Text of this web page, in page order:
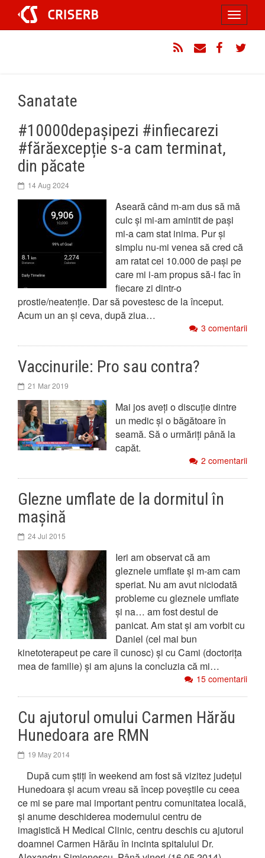
conținut
Toggle
Sanatate
#10000depașipezi #infiecarezi
#fărăexcepție s-a cam terminat,
din păcate
14 Aug 2024
Aseară când m-am dus să mă
culc și mi-am amintit de pași
mi-a cam stat inima. Pur și
simplu nu-mi venea să cred că
am ratat cei 10.000 de pași pe
care mi i-am propus să-i fac în
fiecare zi dintr-o
prostie/neatenție. Dar să povestesc de la început.
Acum un an și ceva, după ziua…
3 comentarii
Vaccinurile: Pro sau contra?
21 Mar 2019
Mai jos aveți o discuție dintre
un medic și o băgătoare în
seamă. Să o urmăriți până la
capăt.
2 comentarii
Glezne umflate de la dormitul în
mașină
24 Jul 2015
Ieri am observat că am
gleznele umflate și m-am cam
speriat. Nu am avut niciodată
probleme cu gleznele umflate
și na… am fost destul de
panicat. Am stat și am vorbit cu
Daniel (cel mai bun
kinetoterapeut pe care îl cunosc) și cu Cami (doctorița
mea de familie) și am ajuns la concluzia că mi…
15 comentarii
Cu ajutorul omului Carmen Hărău
Hunedoara are RMN
19 May 2014
După cum știți în weekend am fost să vizitez județul
Hunedoara și acum vreau să încep poveștile cu ceea
ce mi se pare mai important pentru comunitatea locală,
și anume deschiderea modernului centru de
imagistică H Medical Clinic, centru deschis cu ajutorul
doamnei Carmen Hărău în incinta spitalului Dr.